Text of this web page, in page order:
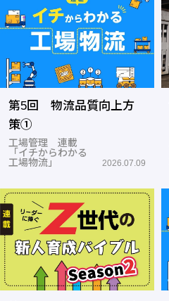
第5回 物流品質向上方
策①
工場管理 連載
「イチからわかる
工場物流」
2026.07.09